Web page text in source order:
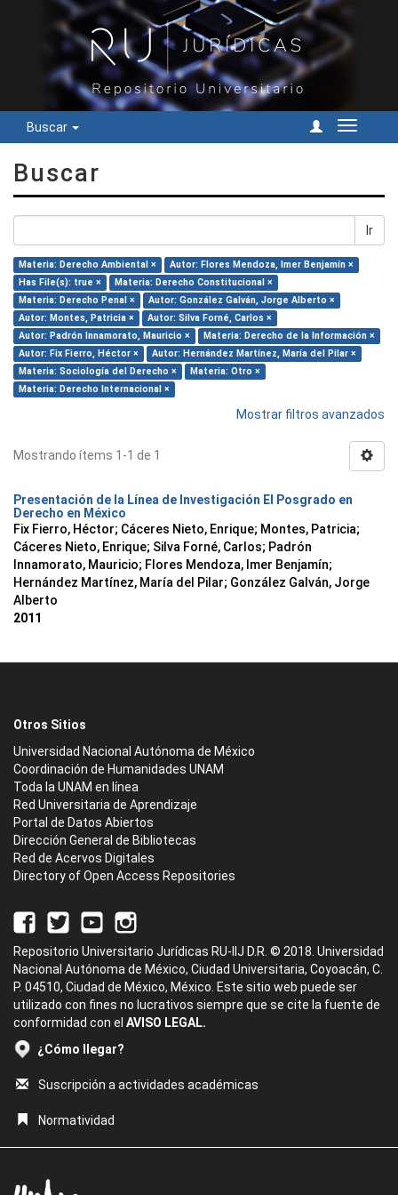
Buscar
Cambiar
Buscar
Ir
Materia: Derecho Ambiental ×
Autor: Flores Mendoza, Imer Benjamín ×
Has File(s): true ×
Materia: Derecho Constitucional ×
Materia: Derecho Penal ×
Autor: González Galván, Jorge Alberto ×
Autor: Montes, Patricia ×
Autor: Silva Forné, Carlos ×
Autor: Padrón Innamorato, Mauricio ×
Materia: Derecho de la Información ×
Autor: Fix Fierro, Héctor ×
Autor: Hernández Martínez, María del Pilar ×
Materia: Sociología del Derecho ×
Materia: Otro ×
Materia: Derecho Internacional ×
Mostrar filtros avanzados
Mostrando ítems 1-1 de 1
Presentación de la Línea de Investigación El Posgrado en
Derecho en México
Fix Fierro, Héctor; Cáceres Nieto, Enrique; Montes, Patricia;
Cáceres Nieto, Enrique; Silva Forné, Carlos; Padrón
Innamorato, Mauricio; Flores Mendoza, Imer Benjamín;
Hernández Martínez, María del Pilar; González Galván, Jorge
Alberto
2011
Otros Sitios
Universidad Nacional Autónoma de México
Coordinación de Humanidades UNAM
Toda la UNAM en línea
Red Universitaria de Aprendizaje
Portal de Datos Abiertos
Dirección General de Bibliotecas
Red de Acervos Digitales
Directory of Open Access Repositories
Repositorio Universitario Jurídicas RU-IIJ D.R. © 2018. Universidad
Nacional Autónoma de México, Ciudad Universitaria, Coyoacán, C.
P. 04510, Ciudad de México, México. Este sitio web puede ser
utilizado con fines no lucrativos siempre que se cite la fuente de
conformidad con el AVISO LEGAL.
¿Cómo llegar?
Suscripción a actividades académicas
Normatividad